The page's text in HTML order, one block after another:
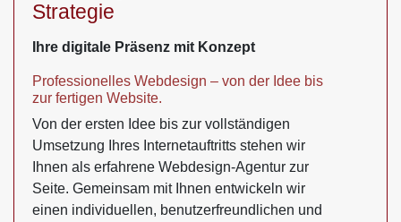
Strategie
Ihre digitale Präsenz mit Konzept
Professionelles Webdesign – von der Idee bis
zur fertigen Website.
Von der ersten Idee bis zur vollständigen
Umsetzung Ihres Internetauftritts stehen wir
Ihnen als erfahrene Webdesign-Agentur zur
Seite. Gemeinsam mit Ihnen entwickeln wir
einen individuellen, benutzerfreundlichen und